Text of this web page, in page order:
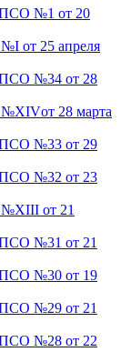
№1 от 20
от 25 апреля
№34 от 28
28 марта
№33 от 29
№32 от 23
от 21
№31 от 21
№30 от 19
№29 от 21
№28 от 22